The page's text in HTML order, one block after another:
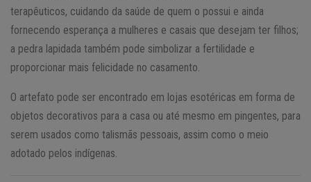
terapêuticos, cuidando da saúde de quem o possui e ainda
fornecendo esperança a mulheres e casais que desejam ter filhos;
a pedra lapidada também pode simbolizar a fertilidade e
proporcionar mais felicidade no casamento.
O artefato pode ser encontrado em lojas esotéricas em forma de
objetos decorativos para a casa ou até mesmo em pingentes, para
serem usados como talismãs pessoais, assim como o meio
adotado pelos indígenas.